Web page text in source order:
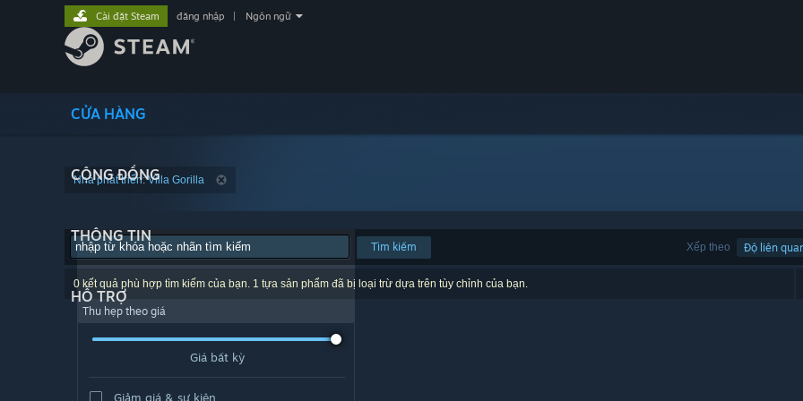
CỬA HÀNG
CỘNG ĐỒNG
THÔNG TIN
HỖ TRỢ
Cài đặt Steam đăng nhập Ngôn ngữ
Nhà phát triển: Villa Gorilla
Xếp theo Độ liên
Tìm kiếm
0 kết quả phù hợp tìm kiếm của bạn. 1 tựa sản phẩm đã bị loại trừ dựa trên tùy chỉnh của bạn.
Thu hẹp theo giá
Giá bất kỳ
Giảm giá & sự kiện